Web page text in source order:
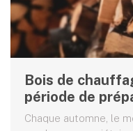
Bois de
période de
Chaque automne, le